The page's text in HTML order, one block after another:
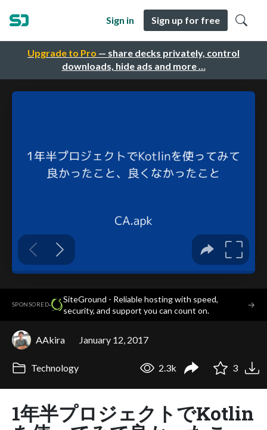
Upgrade to Pro — share decks privately, control
downloads, hide ads and more …
Sign in Sign up for free
SPONSORED·
SiteGround - Reliable hosting with speed,
security, and support you can count on.
→
AAkira January 12, 2017
Technology 2.3k 3
1年半プロジェクトでKotlin